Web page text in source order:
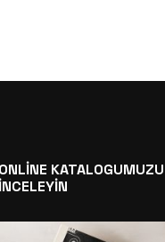
ONLİNE KATALOGUMUZU
İNCELEYİN